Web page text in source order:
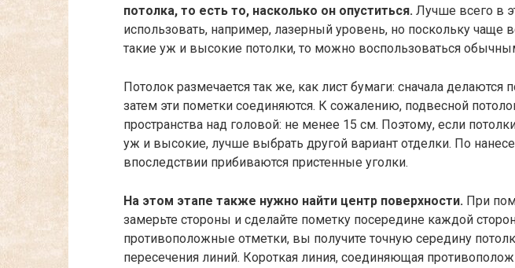
потолка, то есть то, насколько он опуститься. Лучше всего в
использовать, например, лазерный уровень, но поскольку чаще
такие уж и высокие потолки, то можно воспользоваться
Потолок размечается так же, как лист бумаги: сначала делаются
затем эти пометки соединяются. К сожалению, подвесной
пространства над головой: не менее 15 см. Поэтому, если
уж и высокие, лучше выбрать другой вариант отделки. По
впоследствии прибиваются пристенные уголки.
На этом этапе также нужно найти центр поверхности. При
замерьте стороны и сделайте пометку посередине каждой
противоположные отметки, вы получите точную середину
пересечения линий. Короткая линия, соединяющая